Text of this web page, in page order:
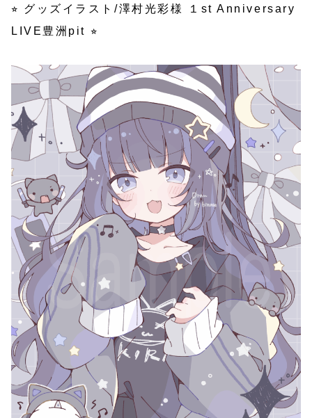
⭐︎ グッズイラスト/澤村光彩様 １st Anniversary
LIVE豊洲pit ⭐︎